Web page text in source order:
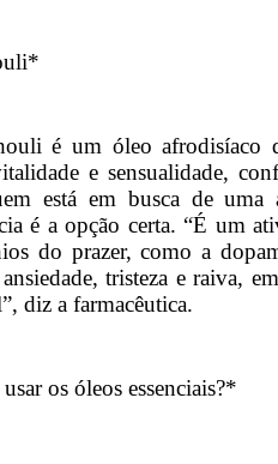
é um óleo afrodisíaco
e sensualidade,
está em busca de uma
é a opção certa. “É um
do prazer, como a
tristeza e raiva,
diz a farmacêutica.
os óleos essenciais?*